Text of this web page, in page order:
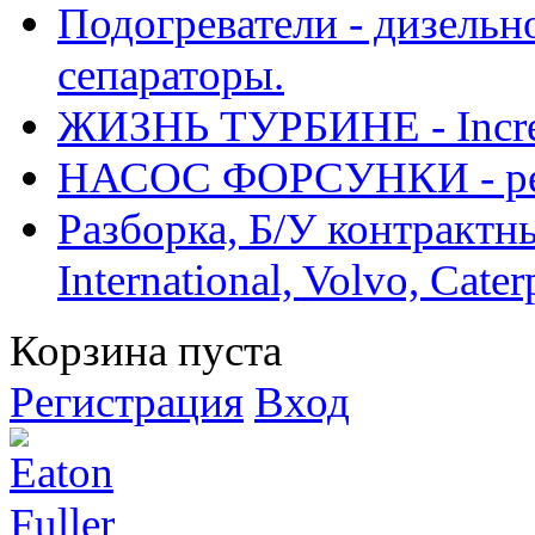
Подогреватели -
сепараторы.
ЖИЗНЬ ТУРБИНЕ -
НАСОС ФОРСУНКИ -
Разборка, Б/У
International, Volvo,
Корзина пуста
Регистрация Вход